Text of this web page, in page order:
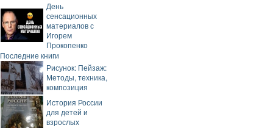
День
сенсационных
материалов с
Игорем
Прокопенко
Последние книги
Рисунок: Пейзаж:
Методы, техника,
композиция
История России
для детей и
взрослых